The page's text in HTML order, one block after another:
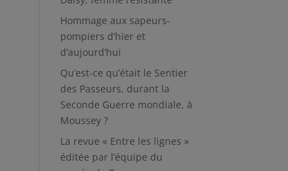
Hommage aux sapeurs-
pompiers d’hier et
d’aujourd’hui
Qu’est-ce qu’était le Sentier
des Passeurs, durant la
Seconde Guerre mondiale, à
Moussey ?
La revue « Entre les lignes »
éditée par l’équipe du